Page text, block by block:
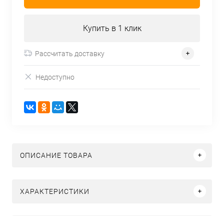
Купить в 1 клик
Рассчитать доставку
Недоступно
ОПИСАНИЕ ТОВАРА
ХАРАКТЕРИСТИКИ